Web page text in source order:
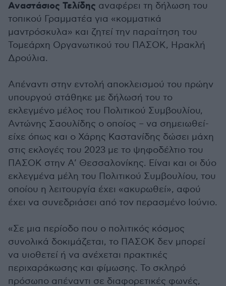
Αναστάσιος Τελίδης αναφέρει τη δήλωση του
τοπικού Γραμματέα για «κομματικά
μαντρόσκυλα» και ζητεί την παραίτηση του
Τομεάρχη Οργανωτικού του ΠΑΣΟΚ, Ηρακλή
Δρούλια.
Απέναντι στην εντολή αποκλεισμού του πρώην
υπουργού στάθηκε με δήλωσή του το
εκλεγμένο μέλος του Πολιτικού Συμβουλίου,
Αντώνης Σαουλίδης ο οποίος – να σημειωθεί-
είχε όπως και ο Χάρης Καστανίδης δώσει μάχη
στις εκλογές του 2023 με το ψηφοδέλτιο του
ΠΑΣΟΚ στην Α’ Θεσσαλονίκης. Είναι και οι δύο
εκλεγμένα μέλη του Πολιτικού Συμβουλίου, του
οποίου η λειτουργία έχει «ακυρωθεί», αφού
έχει να συνεδριάσει από τον περασμένο Ιούνιο.
«Σε μια περίοδο που ο πολιτικός κόσμος
συνολικά δοκιμάζεται, το ΠΑΣΟΚ δεν μπορεί
να υιοθετεί ή να ανέχεται πρακτικές
περιχαράκωσης και φίμωσης. Το σκληρό
πρόσωπο απέναντι σε διαφορετικές φωνές,